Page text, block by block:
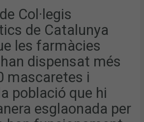
Col·legis
de Catalunya
les farmàcies
dispensat més
mascaretes i
població que hi
esglaonada per